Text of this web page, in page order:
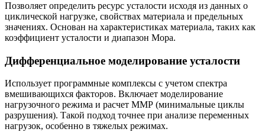
Позволяет определить ресурс усталости исходя из данных о
циклической нагрузке, свойствах материала и предельных
значениях. Основан на характеристиках материала, таких как
коэффициент усталости и диапазон Мора.
Дифференциальное моделирование усталости
Использует программные комплексы с учетом спектра
вмешивающихся факторов. Включает моделирование
нагрузочного режима и расчет ММР (минимальные циклы
разрушения). Такой подход точнее при анализе переменных
нагрузок, особенно в тяжелых режимах.